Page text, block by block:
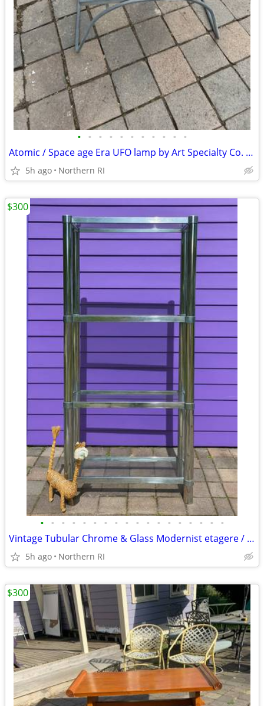
• • • • • • • • • • •
Atomic / Space age Era UFO lamp by Art Specialty Co. A25
5h ago Northern RI
• • • • • • • • • • • • • • • • • •
Vintage Tubular Chrome & Glass Modernist etagere / shelf A175
5h ago Northern RI
$300
$300